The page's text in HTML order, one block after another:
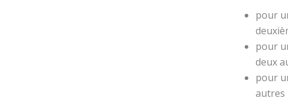
pour
pour
deux
pour
autres